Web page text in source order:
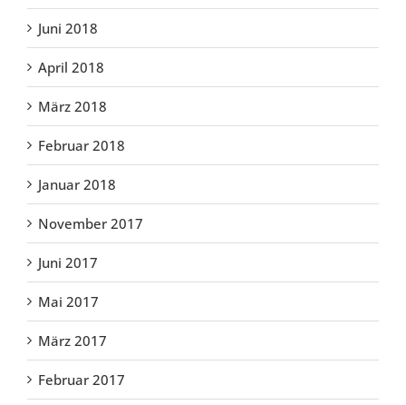
Juni 2018
April 2018
März 2018
Februar 2018
Januar 2018
November 2017
Juni 2017
Mai 2017
März 2017
Februar 2017